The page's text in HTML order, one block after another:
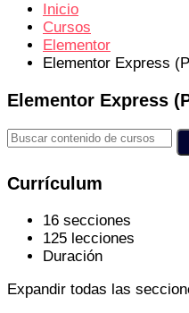
Inicio
Cursos
Elementor
Elementor Express
Elementor Express
Currículum
16 secciones
125 lecciones
Duración
Expandir todas las